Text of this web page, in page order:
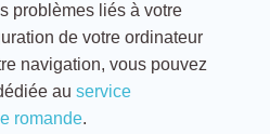
problèmes liés à votre
de votre ordinateur
navigation, vous pouvez
au service
romande.